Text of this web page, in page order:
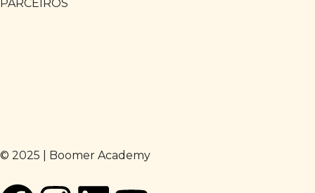
PARCEIROS
© 2025 | Boomer Academy